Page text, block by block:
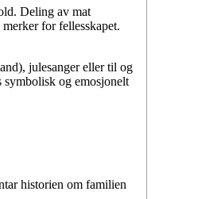
Deling av mat
for fellesskapet.
julesanger eller til og
og emosjonelt
historien om familien